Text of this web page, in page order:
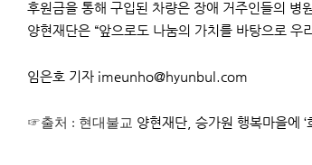
후원금을 통해 구입된 차량은 장애 거주인들의 병
양현재단은 “앞으로도 나눔의 가치를 바탕으로 우
임은호 기자 imeunho@hyunbul.com
☞출처 : 현대불교 양현재단, 승가원 행복마을에 ‘